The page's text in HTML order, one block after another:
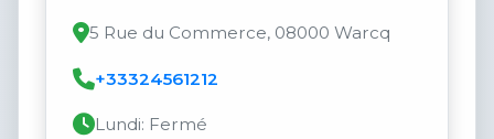
5 Rue du Commerce, 08000 Warcq
+33324561212
Lundi: Fermé